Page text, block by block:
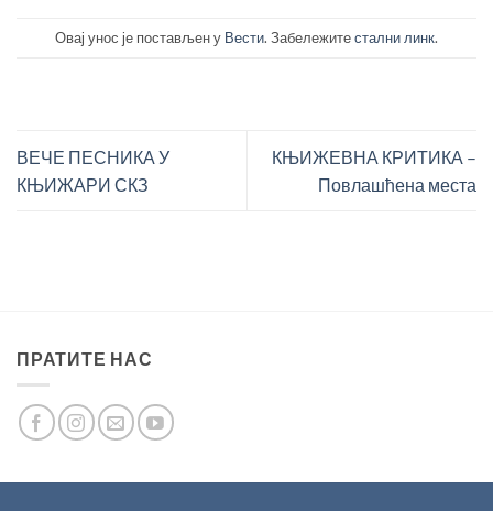
Овај унос је постављен у Вести. Забележитестални линк.
ВЕЧЕ ПЕСНИКА У
КЊИЖАРИ СКЗ
КЊИЖЕВНА КРИТИКА –
Повлашћена места
ПРАТИТЕ НАС